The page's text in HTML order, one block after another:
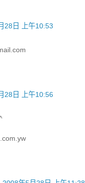
28日 上午10:53
28日 上午10:56